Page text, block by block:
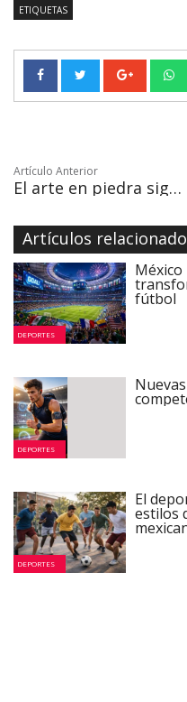
ETIQUETAS
Artículo Anterior
El arte en piedra sigue vivo en Chiapas
Artículos
DEPORTES
México
fútbol
DEPORTES
DEPORTES
El
estilos